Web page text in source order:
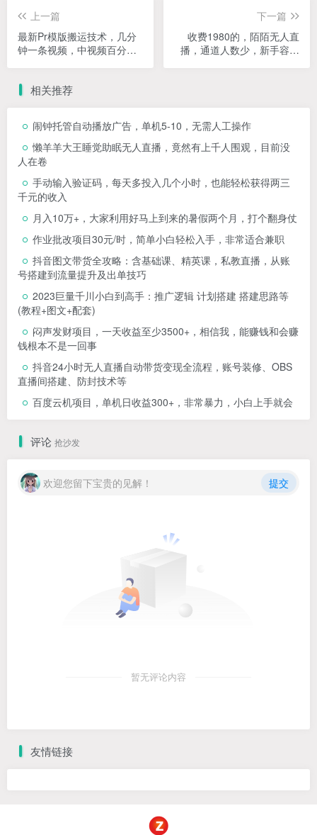
上一篇
最新Pr模版搬运技术，几分
钟一条视频，中视频百分百
下一篇
收费1980的，陌陌无人直
播，通道人数少，新手容易
相关推荐
闹钟托管自动播放广告，单机5-10，无需人工操作
懒羊羊大王睡觉助眠无人直播，竟然有上千人围观，目前没
人在卷
手动输入验证码，每天多投入几个小时，也能轻松获得两三
千元的收入
月入10万+，大家利用好马上到来的暑假两个月，打个翻身仗
作业批改项目30元/时，简单小白轻松入手，非常适合兼职
抖音图文带货全攻略：含基础课、精英课，私教直播，从账
号搭建到流量提升及出单技巧
2023巨量千川小白到高手：推广逻辑 计划搭建 搭建思路等
(教程+图文+配套)
闷声发财项目，一天收益至少3500+，相信我，能赚钱和会赚
钱根本不是一回事
抖音24小时无人直播自动带货变现全流程，账号装修、OBS
直播间搭建、防封技术等
百度云机项目，单机日收益300+，非常暴力，小白上手就会
评论 抢沙发
欢迎您留下宝贵的见解！ 提交
暂无评论内容
友情链接